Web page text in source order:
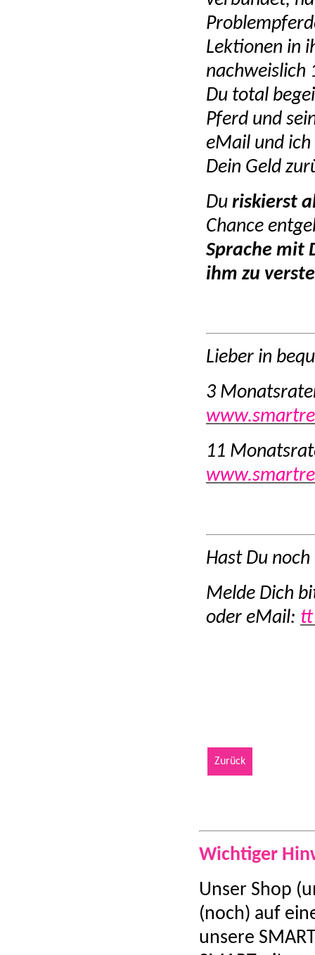
Lektionen in
nachweislich
Du total
Pferd und
eMail und
Dein Geld
Du riskierst
Chance
Sprache mit
ihm zu
Lieber in
3
11
Hast Du noch
Melde Dich
oder eMail:
Zurück
Wichtiger
Unser Shop
(noch) auf
unsere